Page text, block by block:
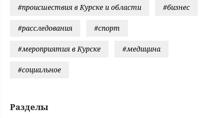
#происшествия в Курске и области #бизнес
#расследования #спорт
#мероприятия в Курске #медицина
#социальное
Разделы